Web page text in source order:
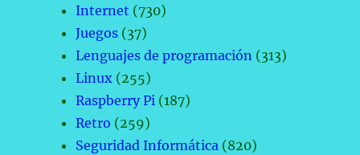
Internet (730)
Juegos (37)
Lenguajes de programación (313)
Linux (255)
Raspberry Pi (187)
Retro (259)
Seguridad Informática (820)